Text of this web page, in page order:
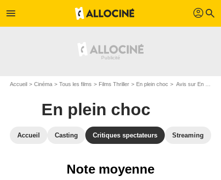
menu profil search
Accueil Cinéma Tous les films Films Thriller En plein choc Avis sur En plein choc
En plein choc
Accueil Casting Critiques spectateurs Streaming
Note moyenne